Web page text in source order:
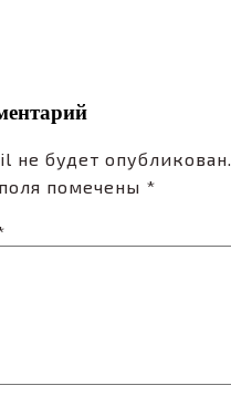
не будет опубликован.
помечены *